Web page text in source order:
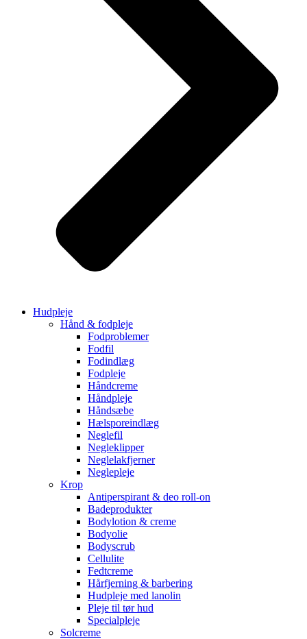
Hudpleje
Hånd & fodpleje
Fodproblemer
Fodfil
Fodindlæg
Fodpleje
Håndcreme
Håndpleje
Håndsæbe
Hælsporeindlæg
Neglefil
Negleklipper
Neglelakfjerner
Neglepleje
Krop
Antiperspirant & deo roll-on
Badeprodukter
Bodylotion & creme
Bodyolie
Bodyscrub
Cellulite
Fedtcreme
Hårfjerning & barbering
Hudpleje med lanolin
Pleje til tør hud
Specialpleje
Solcreme